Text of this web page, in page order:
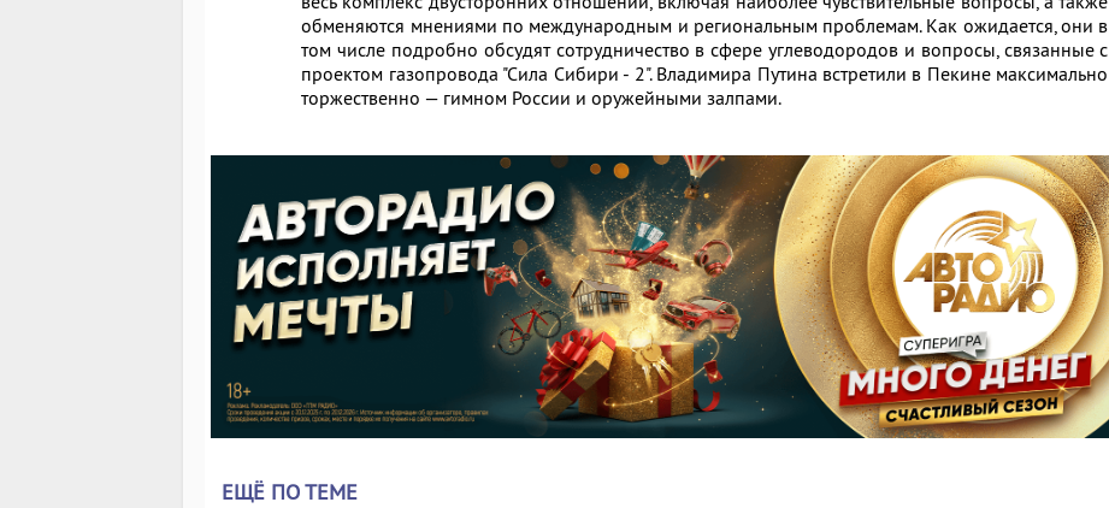
обменяются мнениями по международным и региональным проблемам. Как ожидается, они в
том числе подробно обсудят сотрудничество в сфере углеводородов и вопросы, связанные с
проектом газопровода "Сила Сибири - 2". Владимира Путина встретили в Пекине максимально
торжественно — гимном России и оружейными залпами.
ЕЩЁ ПО ТЕМЕ